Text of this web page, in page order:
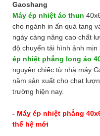
Gaoshang
Máy ép nhiệt áo thun
cho ngành in ấn quà tang
ngày càng nâng cao chất
độ chuyển tải hình ảnh
ép nhiệt phẳng long áo
nguyên chiếc từ nhà máy
năm sản xuất cho chat
trường hiện nay.
- Máy ép nhiệt phẳng
thế hệ mới